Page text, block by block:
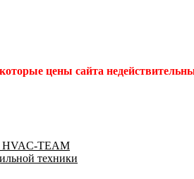
цены сайта
HVAC-TEAM
техники